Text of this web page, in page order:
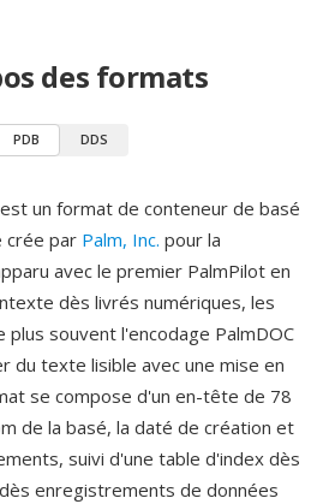
des formats
PDB DDS
un format de conteneur de basé
crée par Palm, Inc. pour la
avec le premier PalmPilot en
dès livrés numériques, les
plus souvent l'encodage PalmDOC
du texte lisible avec une mise en
se compose d'un en-tête de 78
de la basé, la daté de création et
suivi d'une table d'index dès
enregistrements de données